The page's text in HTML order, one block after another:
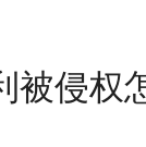
被侵权